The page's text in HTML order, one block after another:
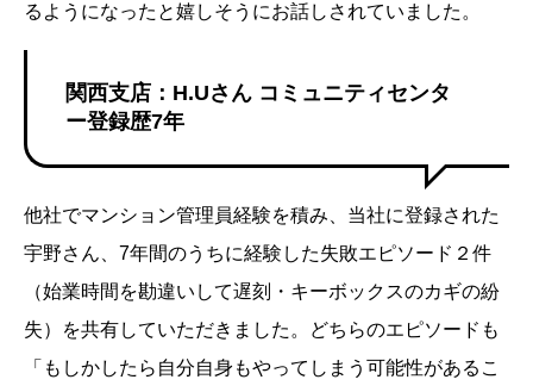
るようになったと嬉しそうにお話しされていました。
関西支店：H.Uさん コミュニティセンタ
ー登録歴7年
他社でマンション管理員経験を積み、当社に登録された
宇野さん、7年間のうちに経験した失敗エピソード２件
（始業時間を勘違いして遅刻・キーボックスのカギの紛
失）を共有していただきました。どちらのエピソードも
「もしかしたら自分自身もやってしまう可能性があるこ